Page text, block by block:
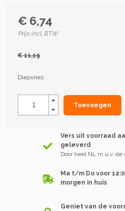
€ 6,74
Prijs incl. BTW
€ 11,19
Diepvries
Toevoegen
Vers uit voorraad
geleverd
Door heel NL m.u.v. de
Ma t/m Do voor
morgen in huis
Geniet van de